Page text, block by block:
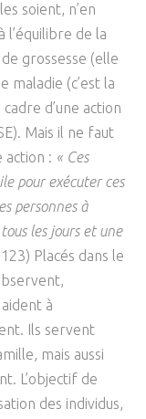
soient, n’en
l’équilibre de la
grossesse (elle
maladie (c’est la
d’une action
Mais il ne faut
action : « Ces
pour exécuter ces
personnes à
les jours et une
Placés dans le
à
Ils servent
mais aussi
L’objectif de
des individus,